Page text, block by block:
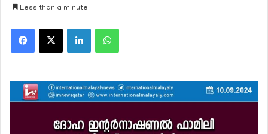
Less than a minute
Facebook
X LinkedInWhatsApp